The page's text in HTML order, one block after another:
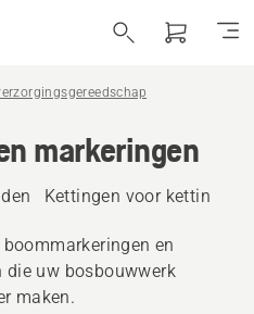
markeringen
Kettingen voor
en
die uw bosbouwwerk
maken.